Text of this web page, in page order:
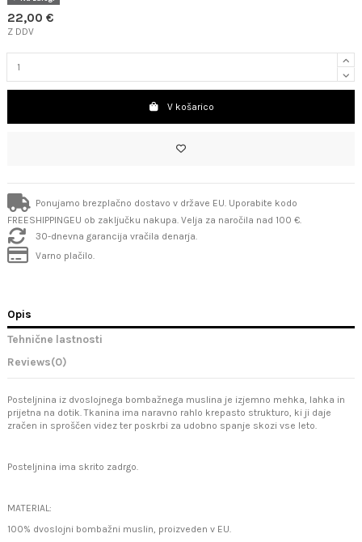
22,00 €
Z DDV
V košarico
Ponujamo brezplačno dostavo v države EU. Uporabite kodo
FREESHIPPINGEU ob zaključku nakupa. Velja za naročila nad 100 €.
30-dnevna garancija vračila denarja.
Varno plačilo.
Opis
Tehnične lastnosti
Reviews(0)
Posteljnina iz dvoslojnega bombažnega muslina je izjemno mehka, lahka in
prijetna na dotik. Tkanina ima naravno rahlo krepasto strukturo, ki ji daje
zračen in sproščen videz ter poskrbi za udobno spanje skozi vse leto.
Posteljnina ima skrito zadrgo.
MATERIAL:
100% dvoslojni bombažni muslin, proizveden v EU.